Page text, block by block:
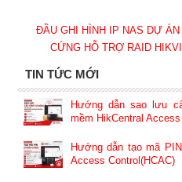
ĐẦU GHI HÌNH IP NAS DỰ
CỨNG HỖ TRỢ RAID
TIN TỨC MỚI
Hướng dẫn sao lưu
mềm HikCentral
Hướng dẫn tạo mã
Access Control(HCAC)